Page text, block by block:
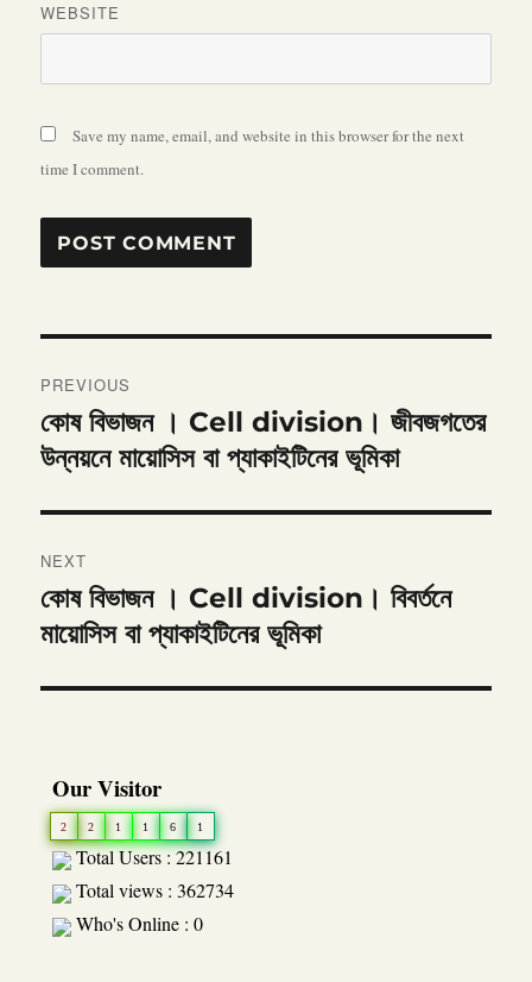
WEBSITE
Save my name, email, and website in this browser for the next
time I comment.
navigation
PREVIOUS
Previous
post:
কোষ বিভাজন । Cell division। জীবজগতের
উন্নয়নে মায়োসিস বা প্যাকাইটিনের ভূমিকা
NEXT
Next
post:
কোষ বিভাজন । Cell division। বিবর্তনে
মায়োসিস বা প্যাকাইটিনের ভূমিকা
Our Visitor
2 2 1 1 6 1
Total Users : 221161
Total views : 362734
Who's Online : 0